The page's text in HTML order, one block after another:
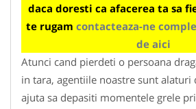
daca doresti ca afacerea ta sa
te rugam contacteaza-ne
de aici
Atunci cand pierdeti o persoana
in tara, agentiile noastre sunt alaturi
ajuta sa depasiti momentele grele